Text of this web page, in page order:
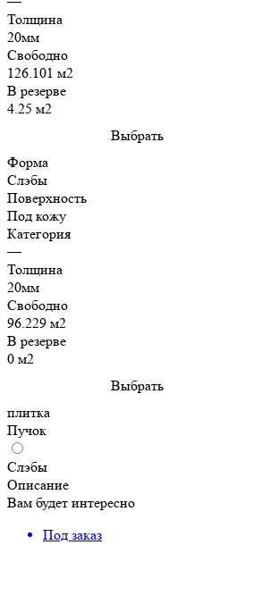
Толщина
20мм
Свободно
126.101 м2
В резерве
4.25 м2
Выбрать
Форма
Слэбы
Поверхность
Под кожу
Категория
—
Толщина
20мм
Свободно
96.229 м2
В резерве
0 м2
Выбрать
плитка
Пучок
Слэбы
Описание
Вам будет интересно
Под заказ